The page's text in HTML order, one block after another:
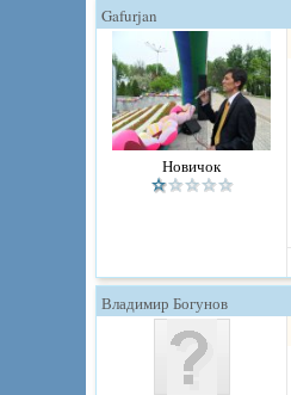
Gafurjan
Новичок
Владимир Богунов